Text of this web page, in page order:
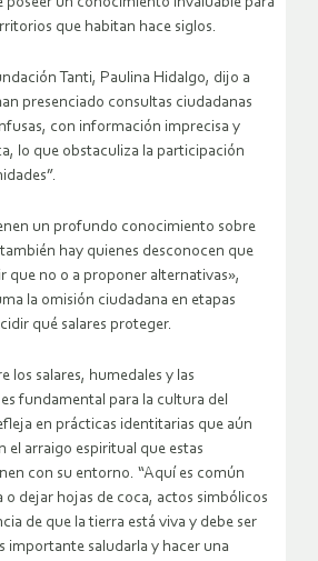
que habitan hace siglos.
Tanti, Paulina Hidalgo, dijo a
presenciado consultas ciudadanas
con información imprecisa y
lo que obstaculiza la participación
un profundo conocimiento sobre
hay quienes desconocen que
que no o a proponer alternativas»,
la omisión ciudadana en etapas
qué salares proteger.
los salares, humedales y las
fundamental para la cultura del
en prácticas identitarias que aún
el arraigo espiritual que estas
con su entorno. “Aquí es común
o dejar hojas de coca, actos simbólicos
de que la tierra está viva y debe ser
importante saludarla y hacer una